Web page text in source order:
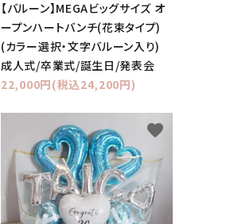
【バルーン】MEGAビッグサイズ オ
ープンハートバンチ(花束タイプ)
(カラー選択・文字バルーン入り)
成人式/卒業式/誕生日/発表会
22,000円(税込24,200円)
favorite